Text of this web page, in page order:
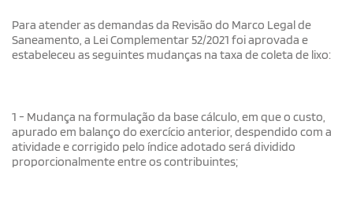
Para atender as demandas da Revisão do Marco Legal de
Saneamento, a Lei Complementar 52/2021 foi aprovada e
estabeleceu as seguintes mudanças na taxa de coleta de lixo:
1 - Mudança na formulação da base cálculo, em que o custo,
apurado em balanço do exercício anterior, despendido com a
atividade e corrigido pelo índice adotado será dividido
proporcionalmente entre os contribuintes;